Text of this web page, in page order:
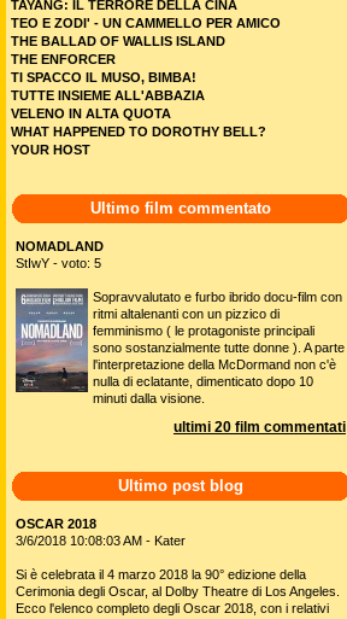
TAYANG: IL TERRORE DELLA CINA
TEO E ZODI' - UN CAMMELLO PER AMICO
THE BALLAD OF WALLIS ISLAND
THE ENFORCER
TI SPACCO IL MUSO, BIMBA!
TUTTE INSIEME ALL'ABBAZIA
VELENO IN ALTA QUOTA
WHAT HAPPENED TO DOROTHY BELL?
YOUR HOST
Ultimo film commentato
NOMADLAND
StIwY - voto: 5
Sopravvalutato e furbo ibrido docu-film con
ritmi altalenanti con un pizzico di
femminismo ( le protagoniste principali
sono sostanzialmente tutte donne ). A parte
l'interpretazione della McDormand non c'è
nulla di eclatante, dimenticato dopo 10
minuti dalla visione.
ultimi 20 film commentati
Ultimo post blog
OSCAR 2018
3/6/2018 10:08:03 AM - Kater
Si è celebrata il 4 marzo 2018 la 90° edizione della
Cerimonia degli Oscar, al Dolby Theatre di Los Angeles.
Ecco l'elenco completo degli Oscar 2018, con i relativi